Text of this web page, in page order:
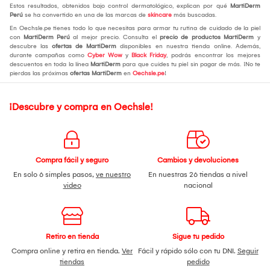
Estos resultados, obtenidos bajo control dermatológico, explican por qué MartiDerm
Perú se ha convertido en una de las marcas de skincare más buscadas.
En Oechsle.pe tienes todo lo que necesitas para armar tu rutina de cuidado de la piel
con MartiDerm Perú al mejor precio. Consulta el precio de productos MartiDerm y
descubre las ofertas de MartiDerm disponibles en nuestra tienda online. Además,
durante campañas como Cyber Wow y Black Friday, podrás encontrar los mejores
descuentos en toda la línea MartiDerm para que cuides tu piel sin pagar de más. ¡No te
pierdas las próximas ofertas MartiDerm en Oechsle.pe!
¡Descubre y compra en Oechsle!
Compra fácil y seguro
En solo 6 simples pasos, ve nuestro
video
Cambios y devoluciones
En nuestras 26 tiendas a nivel
nacional
Retiro en tienda
Compra online y retira en tienda. Ver
tiendas
Sigue tu pedido
Fácil y rápido sólo con tu DNI. Seguir
pedido